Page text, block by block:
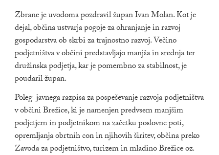
Zbrane je uvodoma pozdravil župan Ivan Molan. Kot je
dejal, občina ustvarja pogoje za ohranjanje in razvoj
gospodarstva ob skrbi za trajnostno razvoj. Večino
podjetništva v občini predstavljajo manjša in srednja ter
družinska podjetja, kar je pomembno za stabilnost, je
poudaril župan.
Poleg javnega razpisa za pospeševanje razvoja podjetništva
v občini Brežice, ki je namenjen predvsem manjšim
podjetjem in podjetnikom na začetku poslovne poti,
opremljanja obrtnih con in njihovih širitev, občina preko
Zavoda za podjetništvo, turizem in mladino Brežice oz.